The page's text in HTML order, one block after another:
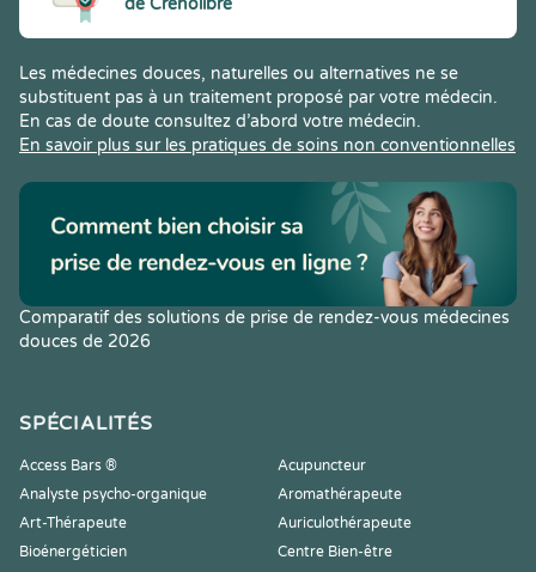
de Crenolibre
Les médecines douces, naturelles ou alternatives ne se
substituent pas à un traitement proposé par votre médecin.
En cas de doute consultez d’abord votre médecin.
En savoir plus sur les pratiques de soins non conventionnelles
Comparatif des solutions de prise de rendez-vous médecines
douces de 2026
SPÉCIALITÉS
Access Bars ®
Acupuncteur
Analyste psycho-organique
Aromathérapeute
Art-Thérapeute
Auriculothérapeute
Bioénergéticien
Centre Bien-être